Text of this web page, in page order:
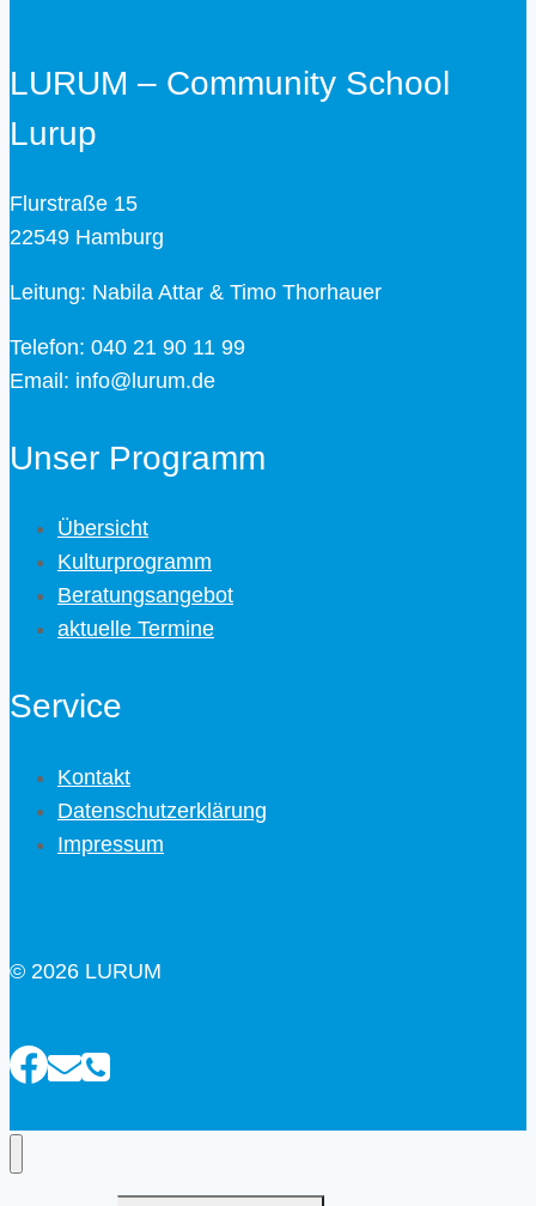
LURUM – Community School
Lurup
Flurstraße 15
22549 Hamburg
Leitung: Nabila Attar & Timo Thorhauer
Telefon: 040 21 90 11 99
Email: info@lurum.de
Unser Programm
Übersicht
Kulturprogramm
Beratungsangebot
aktuelle Termine
Service
Kontakt
Datenschutzerklärung
Impressum
© 2026 LURUM